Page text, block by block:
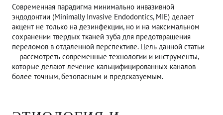
Современная парадигма минимально инвазивной
эндодонтии (Minimally Invasive Endodontics, MIE) делает
акцент не только на дезинфекции, но и на максимальном
сохранении твердых тканей зуба для предотвращения
переломов в отдаленной перспективе. Цель данной статьи
— рассмотреть современные технологии и инструменты,
которые делают лечение кальцифицированных каналов
более точным, безопасным и предсказуемым.